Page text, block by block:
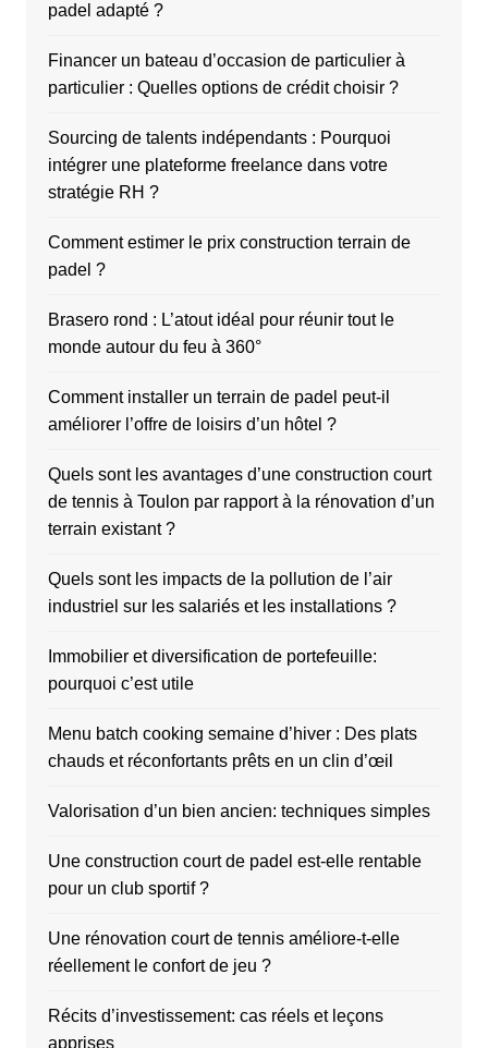
padel adapté ?
Financer un bateau d’occasion de particulier à
particulier : Quelles options de crédit choisir ?
Sourcing de talents indépendants : Pourquoi
intégrer une plateforme freelance dans votre
stratégie RH ?
Comment estimer le prix construction terrain de
padel ?
Brasero rond : L’atout idéal pour réunir tout le
monde autour du feu à 360°
Comment installer un terrain de padel peut-il
améliorer l’offre de loisirs d’un hôtel ?
Quels sont les avantages d’une construction court
de tennis à Toulon par rapport à la rénovation d’un
terrain existant ?
Quels sont les impacts de la pollution de l’air
industriel sur les salariés et les installations ?
Immobilier et diversification de portefeuille:
pourquoi c’est utile
Menu batch cooking semaine d’hiver : Des plats
chauds et réconfortants prêts en un clin d’œil
Valorisation d’un bien ancien: techniques simples
Une construction court de padel est-elle rentable
pour un club sportif ?
Une rénovation court de tennis améliore-t-elle
réellement le confort de jeu ?
Récits d’investissement: cas réels et leçons
apprises